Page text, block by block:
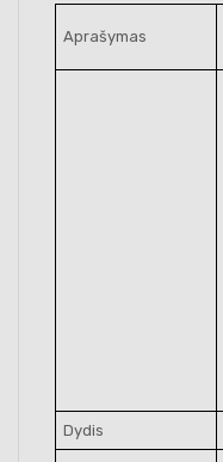
Aprašymas
Dydis